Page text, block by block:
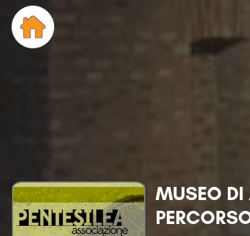
MUSEO